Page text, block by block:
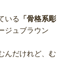
いる 「骨格系彫
ジュブラウン
んだけれど、む